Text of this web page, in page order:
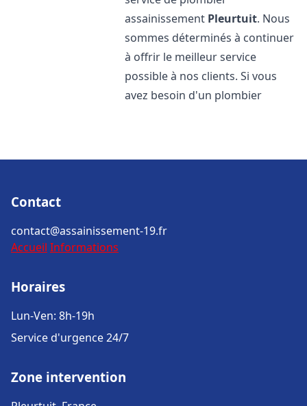
assainissement Pleurtuit. Nous
sommes déterminés à continuer
à offrir le meilleur service
possible à nos clients. Si vous
avez besoin d'un plombier
Contact
contact@assainissement-19.fr
Accueil Informations
Horaires
Lun-Ven: 8h-19h
Service d'urgence 24/7
Zone intervention